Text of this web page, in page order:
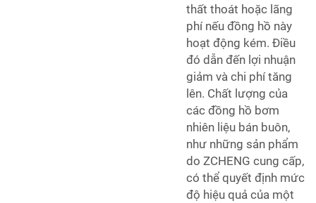
thất thoát hoặc lãng
phí nếu đồng hồ này
hoạt động kém. Điều
đó dẫn đến lợi nhuận
giảm và chi phí tăng
lên. Chất lượng của
các đồng hồ bơm
nhiên liệu bán buôn,
như những sản phẩm
do ZCHENG cung cấp,
có thể quyết định mức
độ hiệu quả của một